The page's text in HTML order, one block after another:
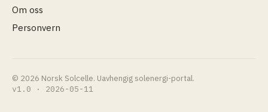
Om oss
Personvern
© 2026 Norsk Solcelle. Uavhengig solenergi-portal.
v1.0 · 2026-05-11